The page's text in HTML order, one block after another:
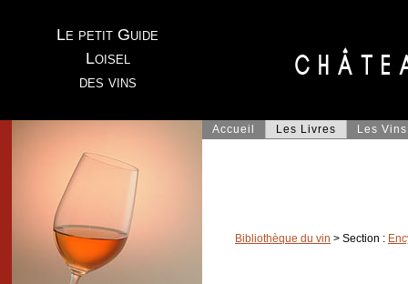
Le petit Guide
Loisel
des vins
Accueil Les Livres Les Vins
Bibliothèque du vin > Section :